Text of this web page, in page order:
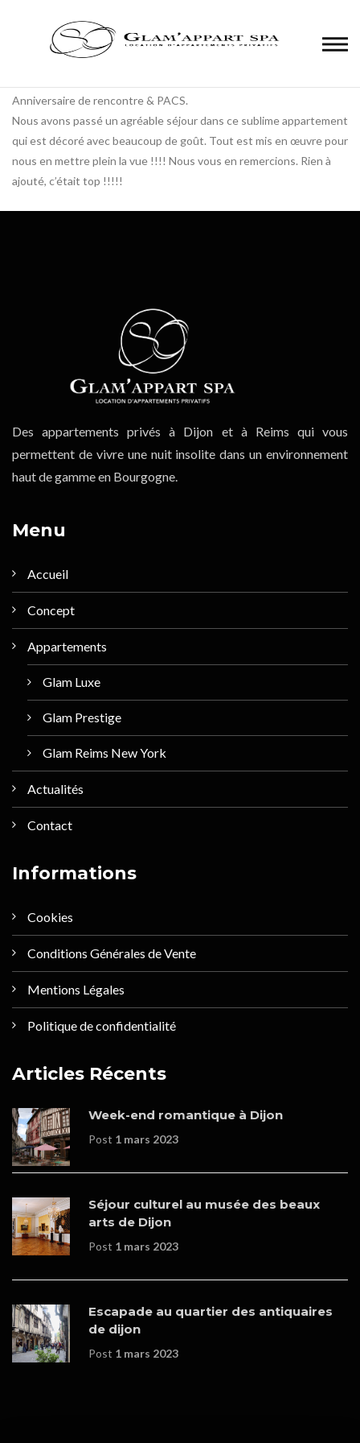
Anniversaire de rencontre & PACS.
Nous avons passé un agréable séjour dans ce sublime appartement
qui est décoré avec beaucoup de goût. Tout est mis en œuvre pour
nous en mettre plein la vue !!!! Nous vous en remercions. Rien à
ajouté, c’était top !!!!!
Des appartements privés à Dijon et à Reims qui vous
permettent de vivre une nuit insolite dans un environnement
haut de gamme en Bourgogne.
Menu
Accueil
Concept
Appartements
Glam Luxe
Glam Prestige
Glam Reims New York
Actualités
Contact
Informations
Cookies
Conditions Générales de Vente
Mentions Légales
Politique de confidentialité
Articles Récents
Week-end romantique à Dijon
Post 1 mars 2023
Séjour culturel au musée des beaux
arts de Dijon
Post 1 mars 2023
Escapade au quartier des antiquaires
de dijon
Post 1 mars 2023